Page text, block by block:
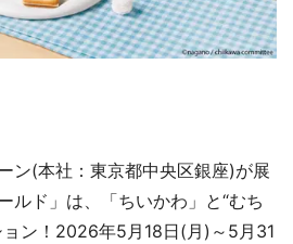
ン(本社：東京都中央区銀座)が展
ルド」は、「ちいかわ」と“むち
ョン！2026年5月18日(月)～5月31